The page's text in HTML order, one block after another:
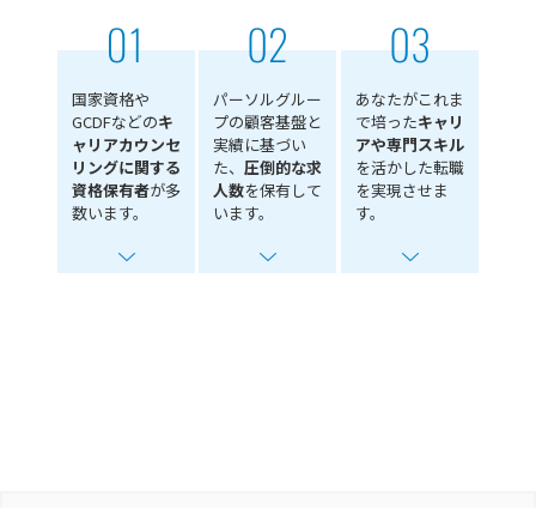
国家資格や
GCDFなどのキ
ャリアカウンセ
リングに関する
資格保有者が多
数います。
パーソルグルー
プの顧客基盤と
実績に基づい
た、圧倒的な求
人数を保有して
います。
あなたがこれま
で培ったキャリ
アや専門スキル
を活かした転職
を実現させま
す。